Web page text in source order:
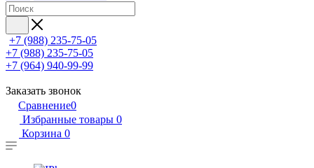
+7 (988) 235-75-05
+7 (988) 235-75-05
+7 (964) 940-99-99
Заказать звонок
Сравнение0
Избранные товары 0
Корзина 0